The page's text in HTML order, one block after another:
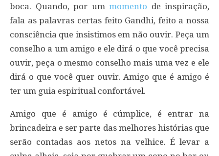
boca. Quando, por um momento de inspiração,
fala as palavras certas feito Gandhi, feito a nossa
consciência que insistimos em não ouvir. Peça um
conselho a um amigo e ele dirá o que você precisa
ouvir, peça o mesmo conselho mais uma vez e ele
dirá o que você quer ouvir. Amigo que é amigo é
ter um guia espiritual confortável.
Amigo que é amigo é cúmplice, é entrar na
brincadeira e ser parte das melhores histórias que
serão contadas aos netos na velhice. É levar a